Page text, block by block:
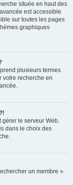
située en haut des
est accessible
sur toutes les pages
graphiques
plusieurs termes
votre recherche en
gérer le serveur Web.
dans le choix des
un membre ».